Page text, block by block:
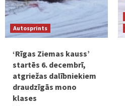
Autosprints
‘Rīgas Ziemas kauss’
startēs 6. decembrī,
atgriežas dalībniekiem
draudzīgās mono
klases